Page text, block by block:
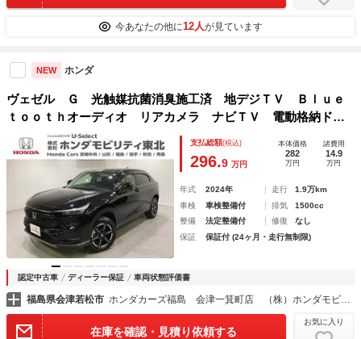
今あなたの他に12人が見ています
NEW ホンダ
ヴェゼル Ｇ 光触媒抗菌消臭施工済 地デジＴＶ Ｂｌｕｅ
ｔｏｏｔｈオーディオ リアカメラ ナビＴＶ 電動格納ドア
ミラー 横滑り防止 ＵＳＢ 盗難防止システム パーキング
センサー ＡＢＳ フルオートエアコン ＥＴＣ
支払総額(税込)
296.9 万円
本体価格
282
万円
諸費用
14.9
万円
年式 2024年 走行
1.9万km
車検
車検整備付 排気
1500cc
整備
法定整備付 修復
なし
保証
保証付 (24ヶ月・走行無制限)
認定中古車 ディーラー保証 車両状態評価書
福島県会津若松市
在庫を確認・見積り依頼する
お気に入り